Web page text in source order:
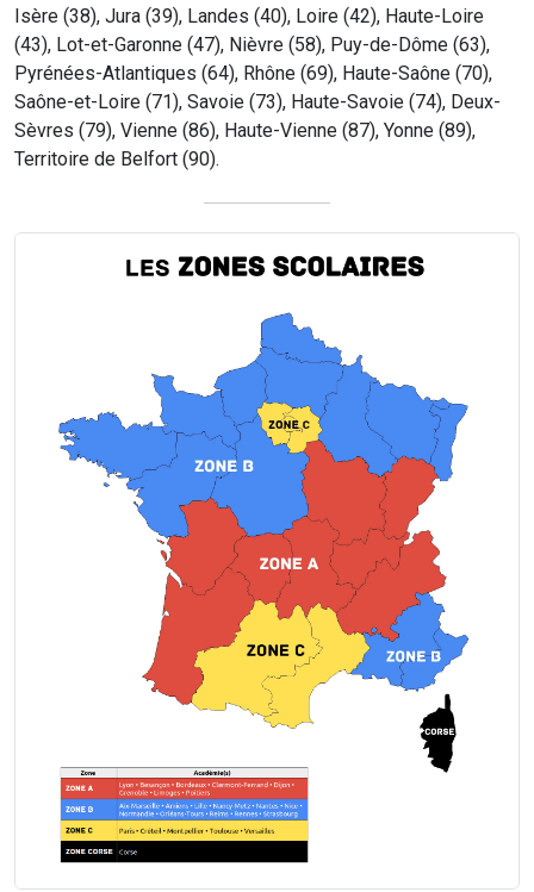
Isère (38), Jura (39), Landes (40), Loire (42), Haute-Loire
(43), Lot-et-Garonne (47), Nièvre (58), Puy-de-Dôme (63),
Pyrénées-Atlantiques (64), Rhône (69), Haute-Saône (70),
Saône-et-Loire (71), Savoie (73), Haute-Savoie (74), Deux-
Sèvres (79), Vienne (86), Haute-Vienne (87), Yonne (89),
Territoire de Belfort (90).